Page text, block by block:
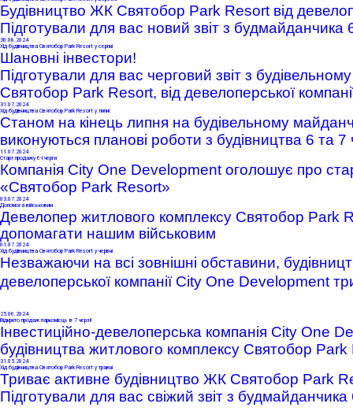
Будівництво ЖК Святобор Park Resort від
Підготували для вас новий звіт з будмайданчика
30.08.2024
Хід будівництва Святобор Park Resort у серпні
Шановні інвестори!
Підготували для вас черговий звіт з
Святобор Park Resort, від девелоперської
31 .07.2024
Хід будівництва Святобор Park Resort у липні
Станом на кінець липня на будівельному
виконуються планові роботи з будівництва 6 та 7
11 .07.2024
Старт продажу 6-ї черги
Компанія City One Development оголошує про
«Святобор Park Resort»
03.07.2024
Допомога військовим
Девелопер житлового комплексу Святобор Park
допомагати нашим військовим
01 .07.2024
Хід будівництва Святобор Park Resort у червні
Незважаючи на всі зовнішні обставини,
девелоперської компанії City One Development
25.06.2024
Відкрито продаж паркомісць в 7 черзі!
Інвестиційно-девелоперська компанія City One
будівництва житлового комплексу Святобор Park
31 .05.2024
Хід будівництва Святобор Park Resort у травні
Триває активне будівництво ЖК Святобор Park
Підготували для вас свіжий звіт з